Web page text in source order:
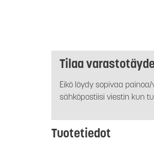
Tilaa
Eikö löydy sopivaa
sähköpostiisi viestin kun
Tuotetiedot